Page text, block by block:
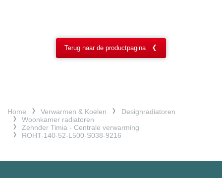
Terug naar de productpagina
Home Verwarmen & Koelen
Designradiatoren
Woonkamer radiatoren
Zehnder Timia - Centrale verwarming
ROHT-140-52-L500-S038-9216